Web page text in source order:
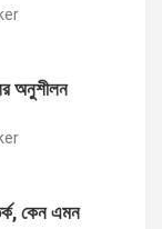
অনুশীলন
কেন এমন